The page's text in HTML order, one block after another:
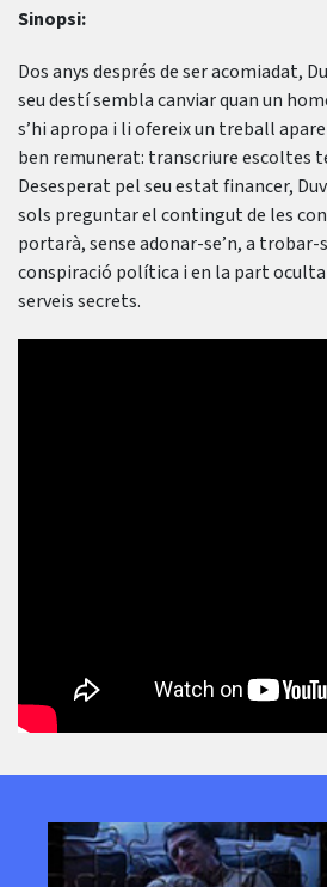
Sinopsi:
Dos anys després de ser acomiadat,
seu destí sembla canviar quan un
s’hi apropa i li ofereix un treball
ben remunerat: transcriure escoltes
Desesperat pel seu estat financer,
sols preguntar el contingut de les
portarà, sense adonar-se’n, a trobar-
conspiració política i en la part
serveis secrets.